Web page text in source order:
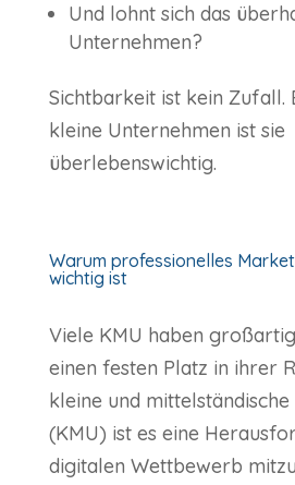
Und lohnt sich das
Unternehmen?
Sichtbarkeit ist kein Zufall.
kleine Unternehmen ist sie
überlebenswichtig.
Warum professionelles
wichtig ist
Viele KMU haben
einen festen Platz in ihrer
kleine und
(KMU) ist es eine
digitalen Wettbewerb